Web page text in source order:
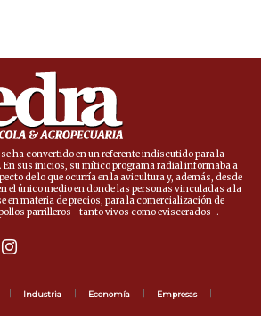
se ha convertido en un referente indiscutido para la
sus inicios, su mítico programa radial informaba a
de lo que ocurría en la avicultura y, además, desde
el único medio en donde las personas vinculadas a la
materia de precios, para la comercialización de
parrilleros –tanto vivos como eviscerados–.
Industria Economía Empresas